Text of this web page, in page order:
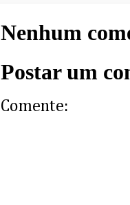
Nenhum
Postar um
Comente: